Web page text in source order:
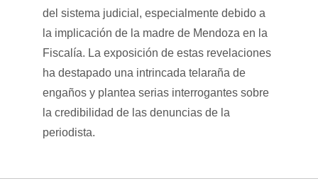
del sistema judicial, especialmente debido a
la implicación de la madre de Mendoza en la
Fiscalía. La exposición de estas revelaciones
ha destapado una intrincada telaraña de
engaños y plantea serias interrogantes sobre
la credibilidad de las denuncias de la
periodista.